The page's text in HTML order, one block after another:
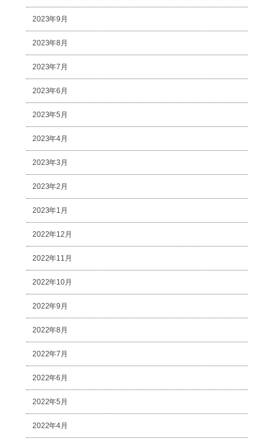
2023年9月
2023年8月
2023年7月
2023年6月
2023年5月
2023年4月
2023年3月
2023年2月
2023年1月
2022年12月
2022年11月
2022年10月
2022年9月
2022年8月
2022年7月
2022年6月
2022年5月
2022年4月